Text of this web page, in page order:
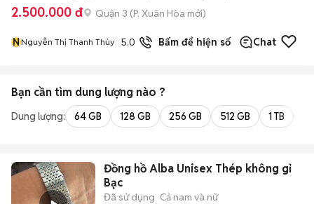
2.500.000 đ Quận 3 (P. Xuân Hòa mới)
NNguyễn Thị Thanh Thủy 5.0 19 đã bán
Bấm để hiện số Chat
Bạn cần tìm dung lượng nào ?
Dung lượng: 64 GB 128 GB 256 GB 512 GB 1 TB
Đồng hồ Alba Unisex Thép không gỉ
Bạc
Đã sử dụng Cả nam và nữ